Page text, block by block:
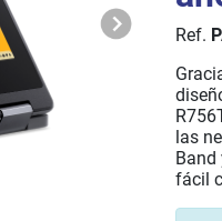
Ref.
las
Band
fácil